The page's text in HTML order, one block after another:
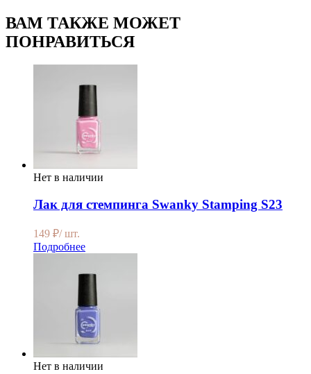
ВАМ ТАКЖЕ МОЖЕТ
ПОНРАВИТЬСЯ
Нет в наличии
Лак для стемпинга Swanky Stamping S23
149 ₽/ шт.
Подробнее
Нет в наличии